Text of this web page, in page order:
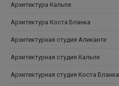
Архитектура Кальпе
Архитектура Коста Бланка
Архитектурная студия Аликанте
Архитектурная студия Кальпе
Архитектурная студия Коста Бланка